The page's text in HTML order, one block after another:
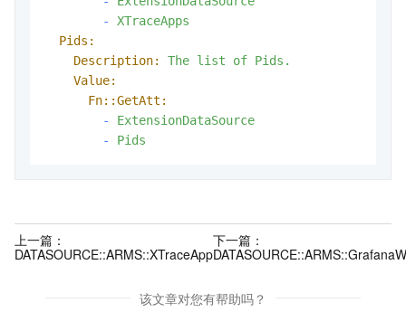
-
XTraceApps
Pids:
Description:
The list of Pids.
Value:
Fn::GetAtt:
-
ExtensionDataSource
-
Pids
上一篇：
DATASOURCE::ARMS::XTraceApp
下一篇：
该文章对您有帮助吗？